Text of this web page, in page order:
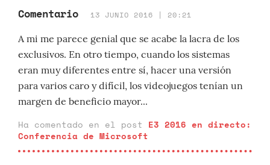
Comentario 13 JUNIO 2016 | 20:21
A mi me parece genial que se acabe la lacra de los
exclusivos. En otro tiempo, cuando los sistemas
eran muy diferentes entre sí, hacer una versión
para varios caro y difícil, los videojuegos tenían un
margen de beneficio mayor...
Ha comentado en el post E3 2016 en directo:
Conferencia de Microsoft